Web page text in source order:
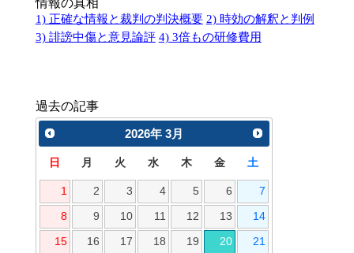
情報の真相
1) 正確な情報と裁判の判決概要 2) 時効の解釈と判例
3) 誹謗中傷と意見論評 4) 3倍もの研修費用
過去の記事
2026年 3月
日 月 火 水 木 金 土
1 2 3 4 5 6 7
8 9 10 11 12 13 14
15 16 17 18 19 20 21